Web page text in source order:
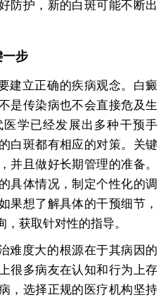
防护，新的白斑可能不断出
一步
建立正确的疾病观念。白癜
是传染病也不会直接危及生
学已经发展出多种干预手
白斑都有相应的对策。关键
并且做好长期管理的准备。
具体情况，制定个性化的调
果想了解具体的干预细节，
获取针对性的指导。
难度大的根源在于其病因的
很多病友在认知和行为上存
，选择正规的医疗机构坚持